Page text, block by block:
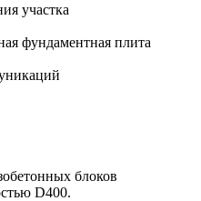
участка
фундаментная плита
блоков
D400.